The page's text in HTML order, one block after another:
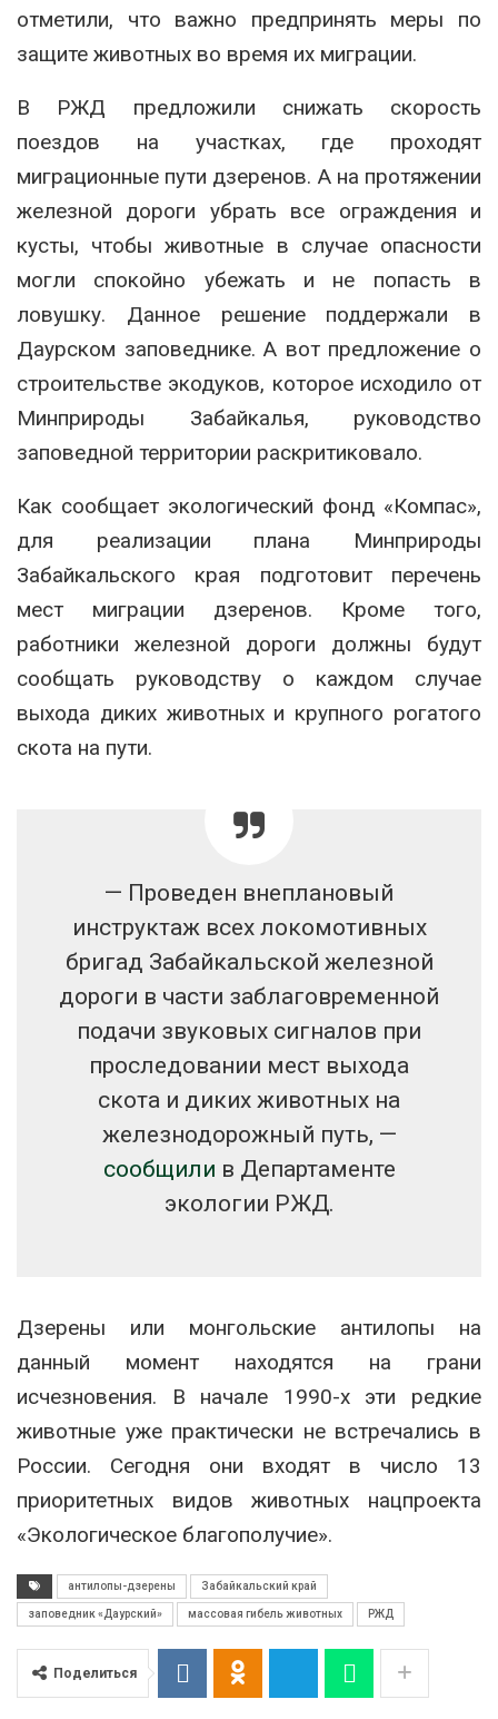
отметили, что важно предпринять меры по
защите животных во время их миграции.
В РЖД предложили снижать скорость
поездов на участках, где проходят
миграционные пути дзеренов. А на протяжении
железной дороги убрать все ограждения и
кусты, чтобы животные в случае опасности
могли спокойно убежать и не попасть в
ловушку. Данное решение поддержали в
Даурском заповеднике. А вот предложение о
строительстве экодуков, которое исходило от
Минприроды Забайкалья, руководство
заповедной территории раскритиковало.
Как сообщает экологический фонд «Компас»,
для реализации плана Минприроды
Забайкальского края подготовит перечень
мест миграции дзеренов. Кроме того,
работники железной дороги должны будут
сообщать руководству о каждом случае
выхода диких животных и крупного рогатого
скота на пути.
—‬ Проведен внеплановый
инструктаж всех локомотивных
бригад Забайкальской железной
дороги в части заблаговременной
подачи звуковых сигналов при
проследовании мест выхода
скота и диких животных на
железнодорожный путь, —‬
сообщили в Департаменте
экологии РЖД.
Дзерены или монгольские антилопы на
данный момент находятся на грани
исчезновения. В начале 1990-х эти редкие
животные уже практически не встречались в
России. Сегодня они входят в число 13
приоритетных видов животных нацпроекта
«Экологическое благополучие».
антилопы-дзерены Забайкальский край
заповедник «Даурский» массовая гибель животных РЖД
Поделиться